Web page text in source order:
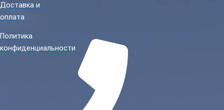
Доставка и
оплата
Политика
конфиденциальности